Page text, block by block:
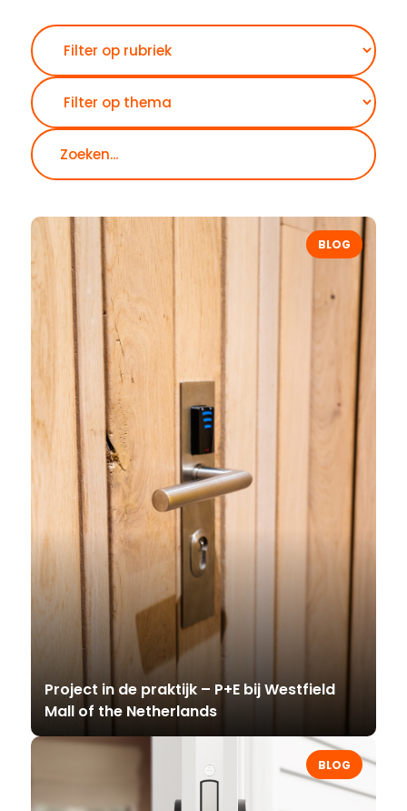
BLOG
Project in de praktijk – P+E bij Westfield
Mall of the Netherlands
BLOG